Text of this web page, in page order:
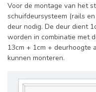
Voor de montage van het
schuifdeursysteem (rails
deur nodig. De deur dient
worden in combinatie met
13cm + 1cm + deurhoogte
kunnen monteren.